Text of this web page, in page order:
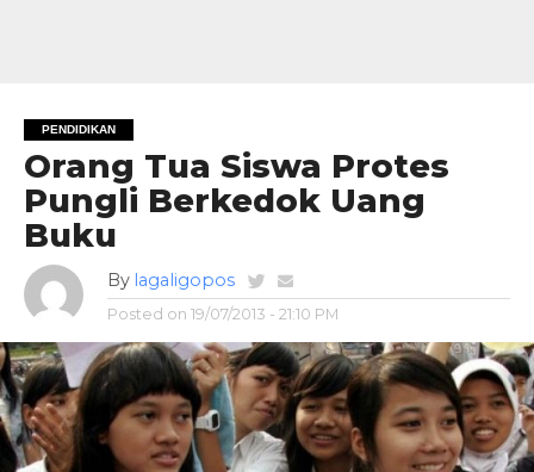
PENDIDIKAN
Orang Tua Siswa Protes
Pungli Berkedok Uang
Buku
By lagaligopos
Posted on 19/07/2013 - 21:10 PM